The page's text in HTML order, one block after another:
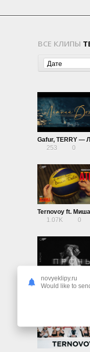
ВСЕ КЛИПЫ
253
0
1.07K
0
novyeklipy.ru
Would like to